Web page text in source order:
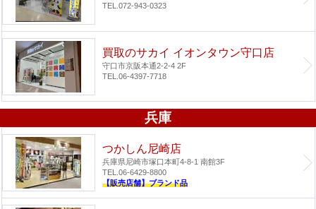
TEL.072-943-0323
買取のサカイ イオンタウン守口店
守口市京阪本通2-2-4 2F
TEL.06-4397-7718
兵庫
つかしん尼崎店
兵庫県尼崎市塚口本町4-8-1 南館3F
TEL.06-6429-8800
【販売店舗】ブランド品